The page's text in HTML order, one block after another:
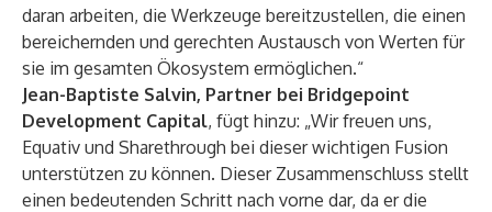
daran arbeiten, die Werkzeuge bereitzustellen, die einen
bereichernden und gerechten Austausch von Werten für
sie im gesamten Ökosystem ermöglichen.“
Jean-Baptiste Salvin, Partner bei Bridgepoint
Development Capital, fügt hinzu: „Wir freuen uns,
Equativ und Sharethrough bei dieser wichtigen Fusion
unterstützen zu können. Dieser Zusammenschluss stellt
einen bedeutenden Schritt nach vorne dar, da er die